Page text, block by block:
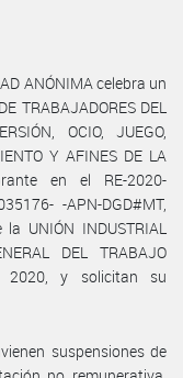
ANÓNIMA celebra un
TRABAJADORES DEL
OCIO, JUEGO,
Y AFINES DE LA
en el RE-2020-
-APN-DGD#MT,
UNIÓN INDUSTRIAL
DEL TRABAJO
y solicitan su
suspensiones de